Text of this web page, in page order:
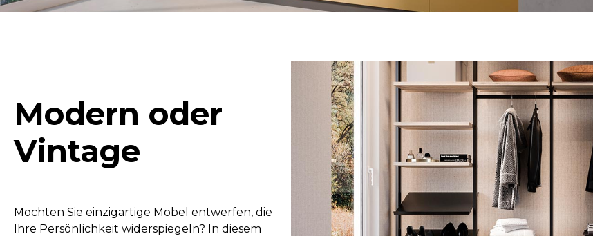
Modern oder
Vintage
Möchten Sie einzigartige Möbel entwerfen, die
Ihre Persönlichkeit widerspiegeln? In diesem